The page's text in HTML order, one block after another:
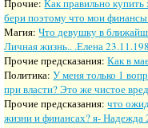
Прочие:Как правильно
бери поэтому что мои
Магия:Что девушку в
Личная жизнь.. .Елена
Прочие предсказания:Как в
Политика:У меня только 1
при власти? Это же чистое
Прочие предсказания:что
жизни и финансах? я- Надежда